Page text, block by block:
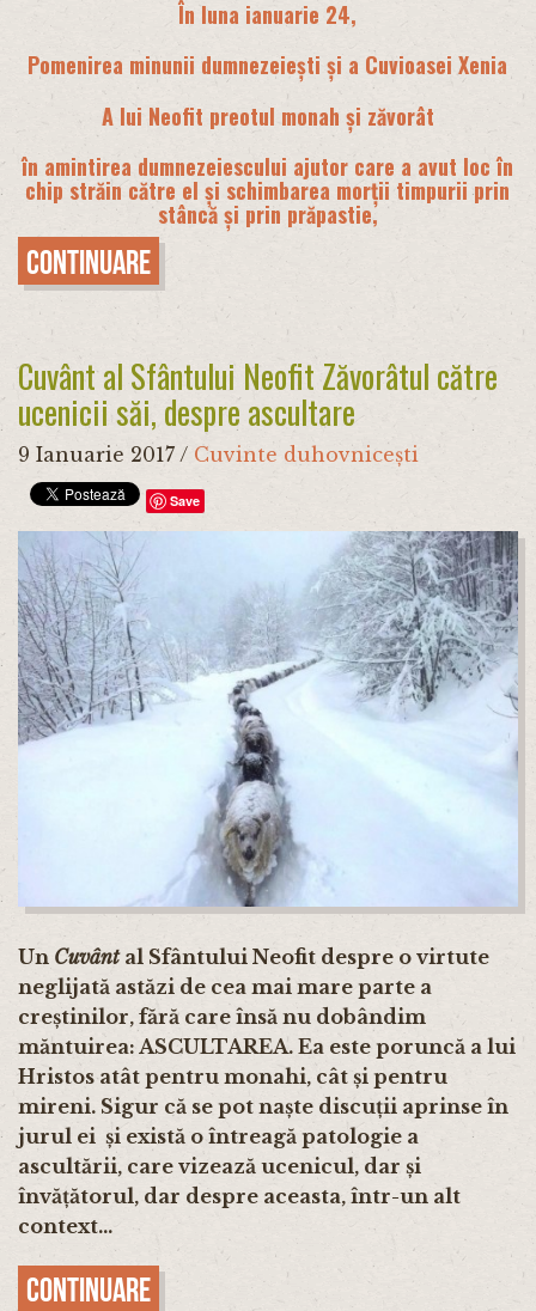
În luna ianuarie 24,
Pomenirea minunii dumnezeiești și a Cuvioasei Xenia
A lui Neofit preotul monah și zăvorât
în amintirea dumnezeiescului ajutor care a avut loc în
chip străin către el și schimbarea morții timpurii prin
stâncă și prin prăpastie,
Continuare
Cuvânt al Sfântului Neofit Zăvorâtul către
ucenicii săi, despre ascultare
9 Ianuarie 2017 / Cuvinte duhovnicești
Save
Un Cuvânt al Sfântului Neofit despre o virtute
neglijată astăzi de cea mai mare parte a
creștinilor, fără care însă nu dobândim
măntuirea: ASCULTAREA. Ea este poruncă a lui
Hristos atât pentru monahi, cât și pentru
mireni. Sigur că se pot naște discuții aprinse în
jurul ei și există o întreagă patologie a
ascultării, care vizează ucenicul, dar și
învățătorul, dar despre aceasta, într-un alt
context...
Continuare